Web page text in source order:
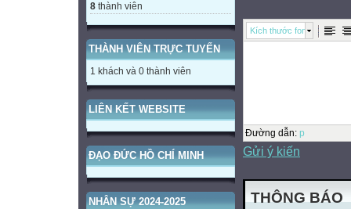
8 thành viên
THÀNH VIÊN TRỰC TUYẾN
1 khách và 0 thành viên
LIÊN KẾT WEBSITE
ĐẠO ĐỨC HỒ CHÍ MINH
NHÂN SỰ 2024-2025
Kích thước font
Đường dẫn: p
Gửi ý kiến
THÔNG BÁO